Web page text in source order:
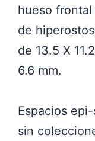
hueso
de
de 13.5 X
6.6 mm.
Espacios
sin